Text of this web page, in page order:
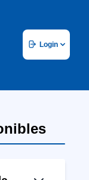
Login